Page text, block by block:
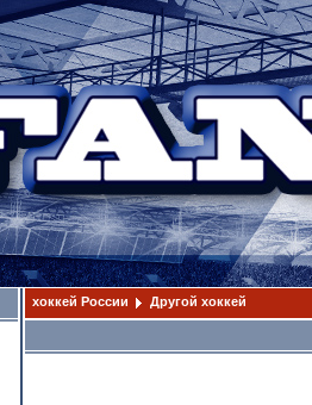
хоккей России Другой хоккей